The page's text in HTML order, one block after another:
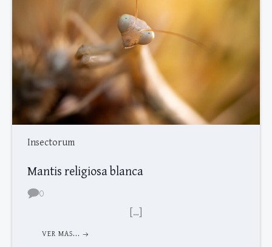
Insectorum
Mantis religiosa blanca
0
[…]
VER MAS...